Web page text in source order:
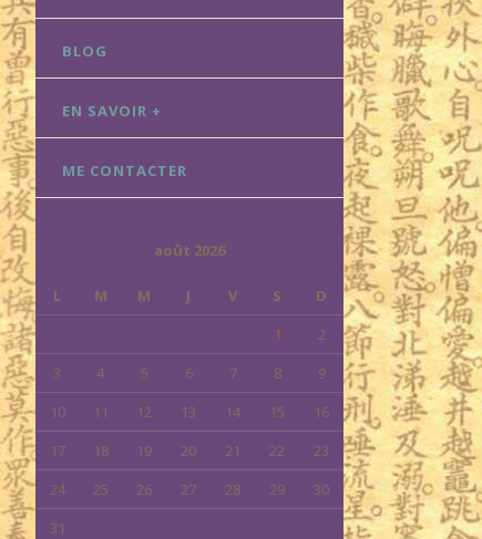
BLOG
EN SAVOIR +
ME CONTACTER
août 2026
L M M J V S
D
1
2
3
4 5 6 7 8
9
10
11 12 13 14 15
16
17
18 19 20 21 22
23
24
25 26 27 28 29
30
31